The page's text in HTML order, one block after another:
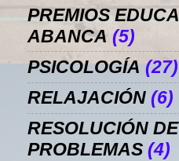
PREMIOS EDUCA
ABANCA (5)
PSICOLOGÍA (27)
RELAJACIÓN (6)
RESOLUCIÓN DE
PROBLEMAS (4)